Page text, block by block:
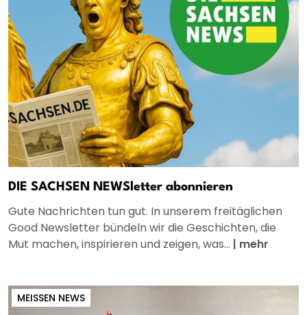
DIE SACHSEN NEWSletter abonnieren
Gute Nachrichten tun gut. In unserem freitäglichen
Good Newsletter bündeln wir die Geschichten, die
Mut machen, inspirieren und zeigen, was... | mehr
MEISSEN NEWS